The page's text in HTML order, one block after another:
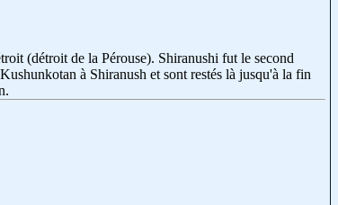
(détroit de la Pérouse). Shiranushi fut le second
à Shiranush et sont restés là jusqu'à la fin